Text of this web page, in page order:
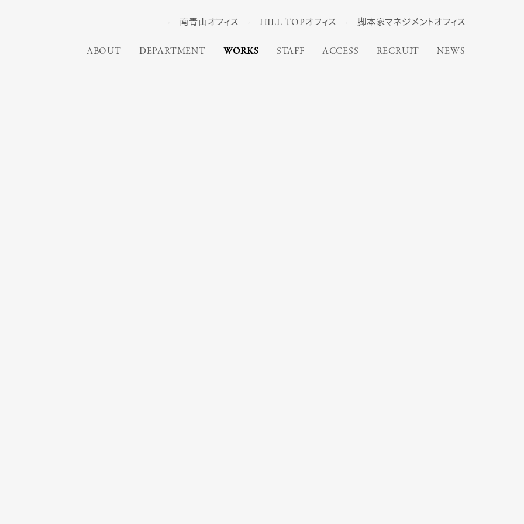
南青山オフィス HILL TOPオフィス 脚本家マネジメントオフィス
ABOUT DEPARTMENT WORKS STAFF ACCESS RECRUIT NEWS